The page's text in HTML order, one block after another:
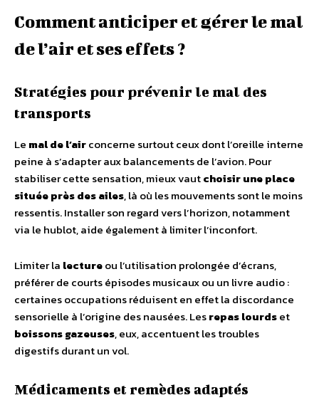
Comment anticiper et gérer le mal
de l’air et ses effets ?
Stratégies pour prévenir le mal des
transports
Le mal de l’airconcerne surtout ceux dont l’oreille interne
peine à s’adapter aux balancements de l’avion. Pour
stabiliser cette sensation, mieux vautchoisir une place
située près des ailes, là où les mouvements sont le moins
ressentis. Installer son regard vers l’horizon, notamment
via le hublot, aide également à limiter l’inconfort.
Limiter la lectureou l’utilisation prolongée d’écrans,
préférer de courts épisodes musicaux ou un livre audio :
certaines occupations réduisent en effet la discordance
sensorielle à l’origine des nausées. Lesrepas lourdset
boissons gazeuses, eux, accentuent les troubles
digestifs durant un vol.
Médicaments et remèdes adaptés